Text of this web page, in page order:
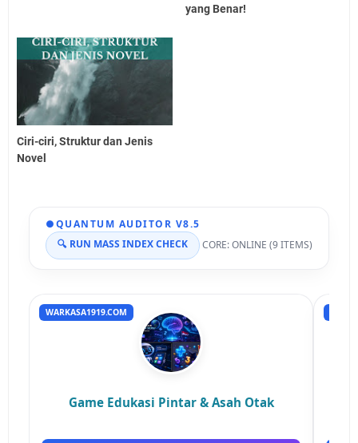
yang Benar!
Ciri-ciri, Struktur dan Jenis
Novel
●QUANTUM AUDITOR V8.5
🔍 RUN MASS INDEX CHECK
CORE: ONLINE (9 ITEMS)
WARKASA1919.COM
Game Edukasi Pintar & Asah Otak